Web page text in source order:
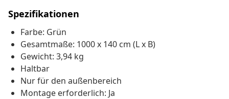
Spezifikationen
Farbe: Grün
Gesamtmaße: 1000 x 140 cm (L x B)
Gewicht: 3,94 kg
Haltbar
Nur für den außenbereich
Montage erforderlich: Ja